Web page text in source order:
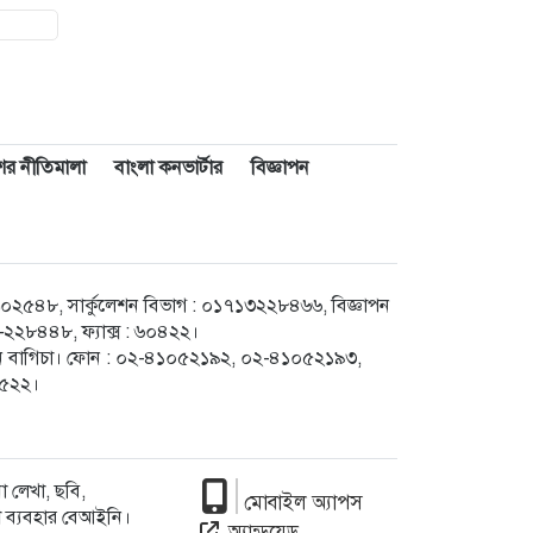
নীতিমালা বাংলা কনভার্টার
বিজ্ঞাপন
সার্কুলেশন বিভাগ : ০১৭১৩২২৮৪৬৬, বিজ্ঞাপন
ফ্যাক্স : ৬০৪২২।
বাগিচা। ফোন : ০২-৪১০৫২১৯২, ০২-৪১০৫২১৯৩,
ছবি,
বেআইনি।
মোবাইল অ্যাপস